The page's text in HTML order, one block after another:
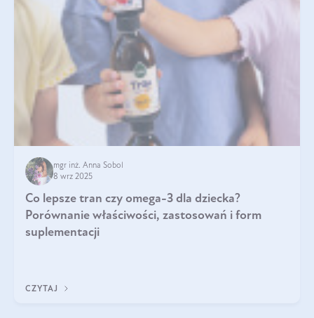
mgr inż. Anna Sobol
8 wrz 2025
Co lepsze tran czy omega-3 dla dziecka?
Porównanie właściwości, zastosowań i form
suplementacji
CZYTAJ